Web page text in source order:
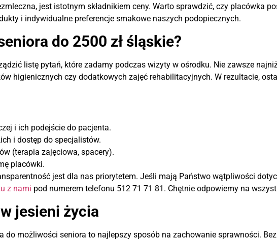
jest istotnym składnikiem ceny. Warto sprawdzić, czy placówka
i indywidualne preferencje smakowe naszych podopiecznych.
do 2500 zł śląskie?
listę pytań, które zadamy podczas wizyty w ośrodku. Nie zawsze
higienicznych czy dodatkowych zajęć rehabilitacyjnych. W rezultacie,
i ich podejście do pacjenta.
i dostęp do specjalistów.
(terapia zajęciowa, spacery).
placówki.
jest dla nas priorytetem. Jeśli mają Państwo wątpliwości
z nami pod numerem telefonu 512 71 71 81. Chętnie odpowiemy na
jesieni życia
do możliwości seniora to najlepszy sposób na zachowanie sprawności.